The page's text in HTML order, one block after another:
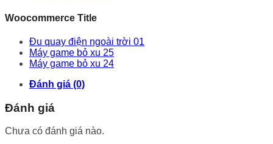
Woocommerce Title
Đu quay điện ngoài trời 01
Máy game bỏ xu 25
Máy game bỏ xu 24
Đánh giá (0)
Đánh giá
Chưa có đánh giá nào.